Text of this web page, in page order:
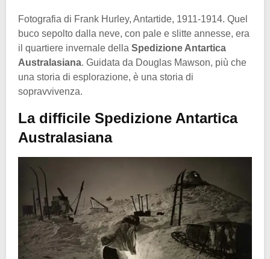
Fotografia di Frank Hurley, Antartide, 1911-1914. Quel
buco sepolto dalla neve, con pale e slitte annesse, era
il quartiere invernale della Spedizione Antartica
Australasiana. Guidata da Douglas Mawson, più che
una storia di esplorazione, è una storia di
sopravvivenza.
La difficile Spedizione Antartica
Australasiana